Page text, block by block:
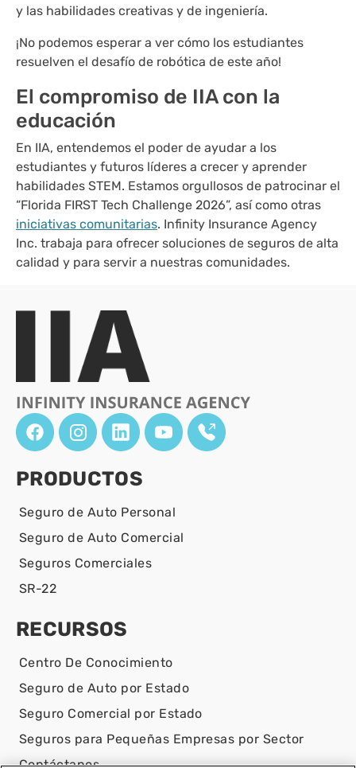
y las habilidades creativas y de ingeniería.
¡No podemos esperar a ver cómo los estudiantes
resuelven el desafío de robótica de este año!
El compromiso de IIA con la
educación
En IIA, entendemos el poder de ayudar a los
estudiantes y futuros líderes a crecer y aprender
habilidades STEM. Estamos orgullosos de patrocinar el
“Florida FIRST Tech Challenge 2026”, así como otras
iniciativas comunitarias. Infinity Insurance Agency
Inc. trabaja para ofrecer soluciones de seguros de alta
calidad y para servir a nuestras comunidades.
PRODUCTOS
Seguro de Auto Personal
Seguro de Auto Comercial
Seguros Comerciales
SR-22
RECURSOS
Centro De Conocimiento
Seguro de Auto por Estado
Seguro Comercial por Estado
Seguros para Pequeñas Empresas por Sector
Contáctanos